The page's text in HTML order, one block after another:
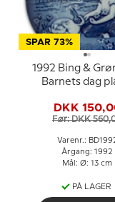
SPAR 73%
1992 Bing &
Barnets dag
DKK
Før: DKK
Varenr.:
Årgang: 1992
Mål: Ø: 13 cm
PÅ LAGER